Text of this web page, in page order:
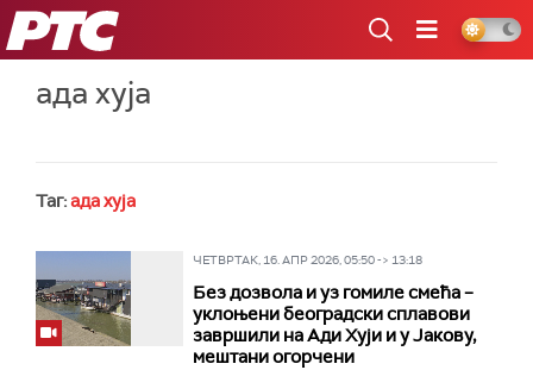
РТС
ада хуја
Таг:ада хуја
ЧЕТВРТАК, 16. АПР 2026, 05:50 -> 13:18
Без дозвола и уз гомиле смећа –
уклоњени београдски сплавови
завршили на Ади Хуји и у Јакову,
мештани огорчени